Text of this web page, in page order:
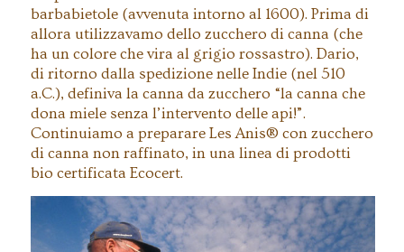
barbabietole (avvenuta intorno al 1600). Prima di
allora utilizzavamo dello zucchero di canna (che
ha un colore che vira al grigio rossastro). Dario,
di ritorno dalla spedizione nelle Indie (nel 510
a.C.), definiva la canna da zucchero “la canna che
dona miele senza l’intervento delle api!”.
Continuiamo a preparare Les Anis® con zucchero
di canna non raffinato, in una linea di prodotti
bio certificata Ecocert.